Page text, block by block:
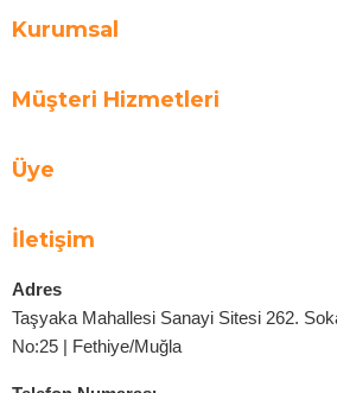
Kurumsal
Müşteri Hizmetleri
Üye
İletişim
Adres
Taşyaka Mahallesi Sanayi Sitesi 262.
No:25 | Fethiye/Muğla